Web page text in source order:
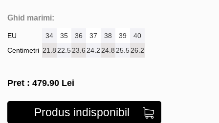
Ghid marimi:
EU
Centimetri
34 35 36 37 38 39
40
21.8 22.523.6 24.2 24.8 25.526.2
Pret : 479.90 Lei
Produs indisponibil